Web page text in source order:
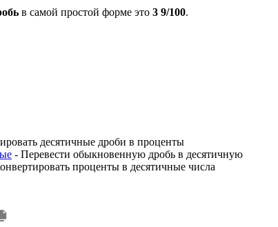
в самой простой форме это 3 9/100.
десятичные дроби в проценты
- Перевести обыкновенную дробь в десятичную
проценты в десятичные числа